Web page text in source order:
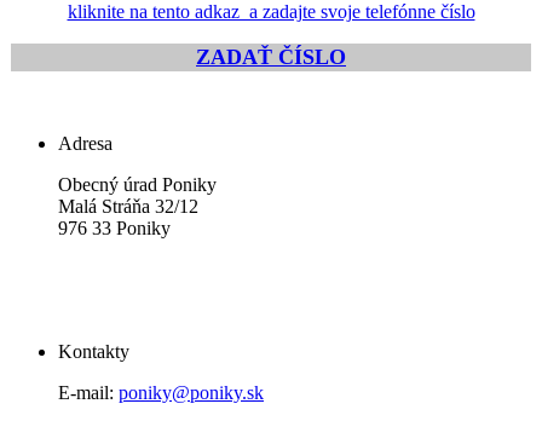
kliknite na tento adkaz a zadajte svoje telefónne číslo
ZADAŤ ČÍSLO
Adresa
Obecný úrad Poniky
Malá Stráňa 32/12
976 33 Poniky
Kontakty
E-mail: poniky@poniky.sk